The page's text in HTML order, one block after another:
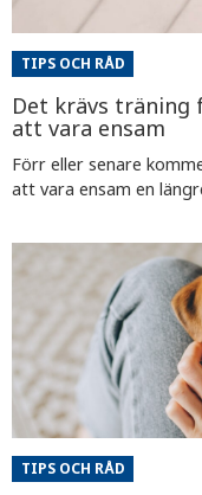
TIPS OCH RÅD
Det krävs
att vara ensam
Förr eller senare
att vara ensam en
TIPS OCH RÅD